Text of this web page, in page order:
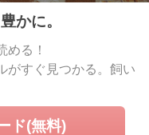
かに。
める！
がすぐ見つかる。飼い
ド(無料)